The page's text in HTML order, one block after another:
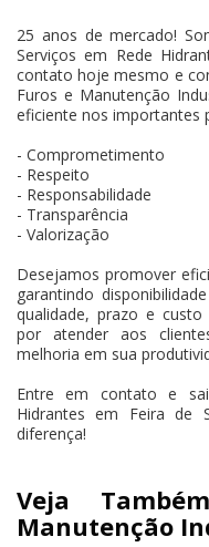
25 anos de mercado!
Serviços em Rede
contato hoje mesmo e
Furos e Manutenção
eficiente nos importantes
- Comprometimento
- Respeito
- Responsabilidade
- Transparência
- Valorização
Desejamos promover
garantindo
qualidade, prazo e custo
por atender aos
melhoria em sua
Entre em contato e
Hidrantes em Feira de
diferença!
Veja
Manutenção